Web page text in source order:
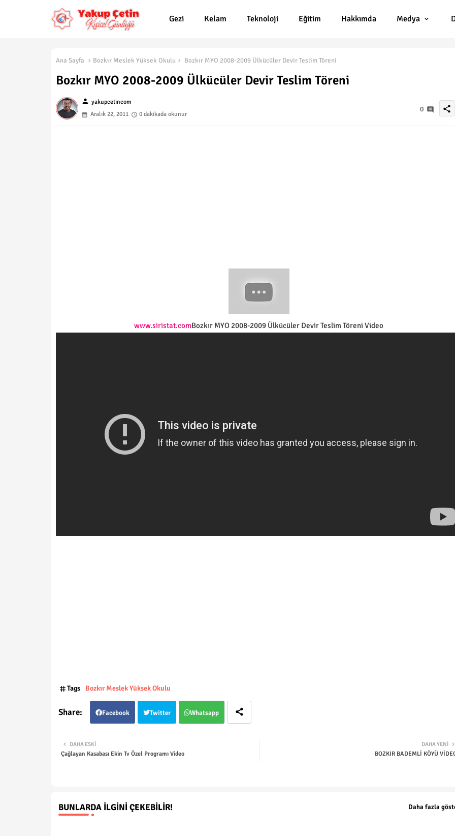
Gezi Kelam Teknoloji Eğitim Hakkımda Medya
Ana Sayfa Bozkır Meslek Yüksek Okulu Bozkır MYO 2008-2009 Ülkücüler Devir Teslim Töreni
Bozkır MYO 2008-2009 Ülkücüler Devir Teslim Töreni
person yakupcetincom
Aralık 22, 2011
0 dakikada okunur
0 share
www.siristat.comBozkır MYO 2008-2009 Ülkücüler Devir Teslim Töreni Video
Tags Bozkır Meslek Yüksek Okulu
Facebook Twitter Whatsapp
DAHA YENI
BOZKIR BADEMLİ KÖYÜ
DAHA ESKI
Çağlayan Kasabası Ekin Tv Özel Programı Video
BUNLARDA İLGINI ÇEKEBILIR! Daha fazla